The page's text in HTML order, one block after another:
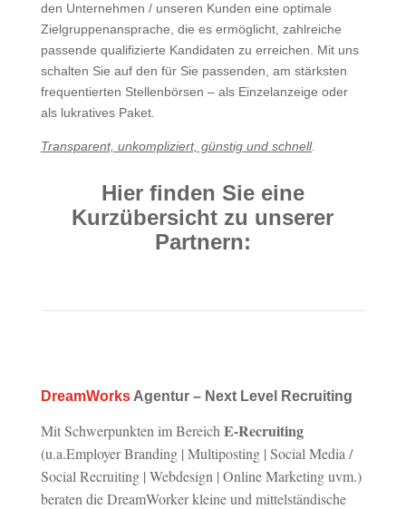
den Unternehmen / unseren Kunden eine optimale
Zielgruppenansprache, die es ermöglicht, zahlreiche
passende qualifizierte Kandidaten zu erreichen. Mit uns
schalten Sie auf den für Sie passenden, am stärksten
frequentierten Stellenbörsen – als Einzelanzeige oder
als lukratives Paket.
Transparent, unkompliziert, günstig und schnell.
Hier finden Sie eine
Kurzübersicht zu unserer
Partnern:
DreamWorks Agentur – Next Level Recruiting
Mit Schwerpunkten im Bereich E-Recruiting
(u.a.Employer Branding | Multiposting | Social Media /
Social Recruiting | Webdesign | Online Marketing uvm.)
beraten die DreamWorker kleine und mittelständische